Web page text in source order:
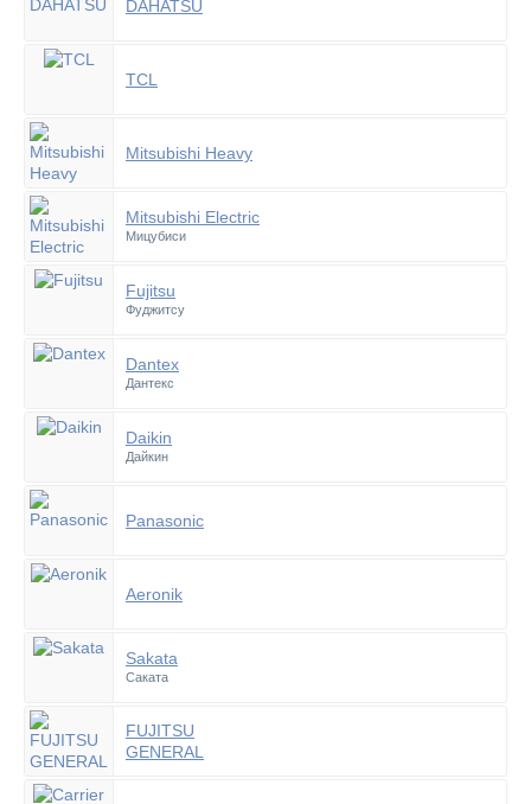
DAHATSU
TCL
Mitsubishi Heavy
Mitsubishi Electric
Мицубиси
Fujitsu
Фуджитсу
Dantex
Дантекс
Daikin
Дайкин
Panasonic
Aeronik
Sakata
Саката
FUJITSU
GENERAL